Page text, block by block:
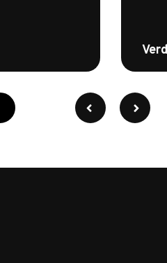
meer over myenergi